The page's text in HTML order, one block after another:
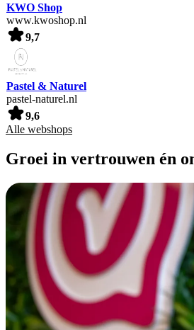
KWO Shop
www.kwoshop.nl
9,7
Pastel & Naturel
pastel-naturel.nl
9,6
Alle webshops
Groei in vertrouwen én